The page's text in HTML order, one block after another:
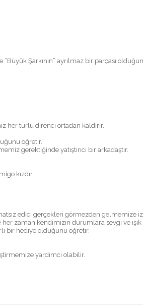
Şarkının” ayrılmaz bir parçası
her türlü direnci ortadan kaldırır.
öğretir.
gerektiğinde yatıştırıcı bir arkadaştır.
kızdır.
edici gerçekleri görmezden gelmemize
zaman kendimizin durumlara sevgi ve
bir hediye olduğunu öğretir.
yardımcı olabilir.